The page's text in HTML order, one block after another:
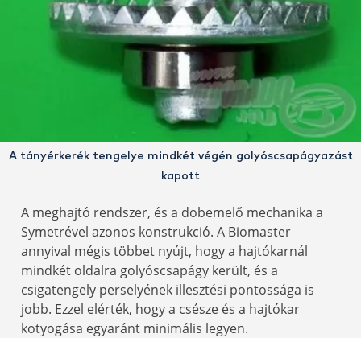
A tányérkerék tengelye mindkét végén golyóscsapágyazást
kapott
A meghajtó rendszer, és a dobemelő mechanika a
Symetrével azonos konstrukció. A Biomaster
annyival mégis többet nyújt, hogy a hajtókarnál
mindkét oldalra golyóscsapágy került, és a
csigatengely perselyének illesztési pontossága is
jobb. Ezzel elérték, hogy a csésze és a hajtókar
kotyogása egyaránt minimális legyen.